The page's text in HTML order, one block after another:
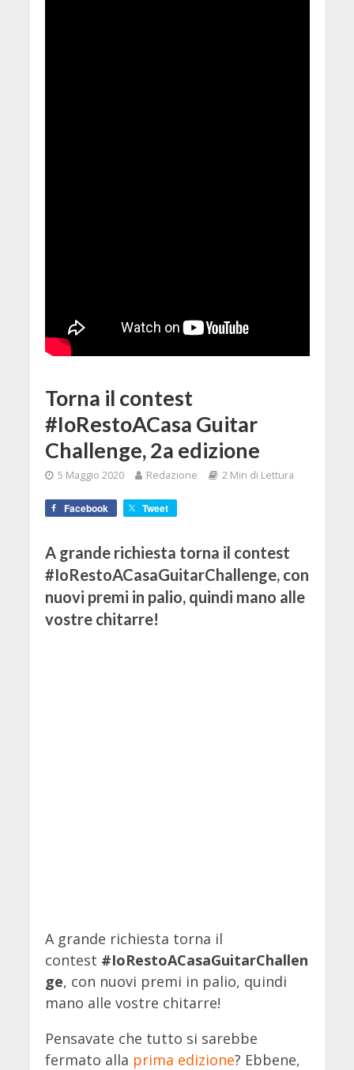
Torna il contest
#IoRestoACasa Guitar
Challenge, 2a edizione
5 Maggio 2020 Redazione 2 Min di Lettura
Facebook Tweet
A grande richiesta torna il contest
#IoRestoACasaGuitarChallenge, con
nuovi premi in palio, quindi mano alle
vostre chitarre!
A grande richiesta torna il
contest #IoRestoACasaGuitarChallen
ge, con nuovi premi in palio, quindi
mano alle vostre chitarre!
Pensavate che tutto si sarebbe
fermato alla prima edizione? Ebbene,